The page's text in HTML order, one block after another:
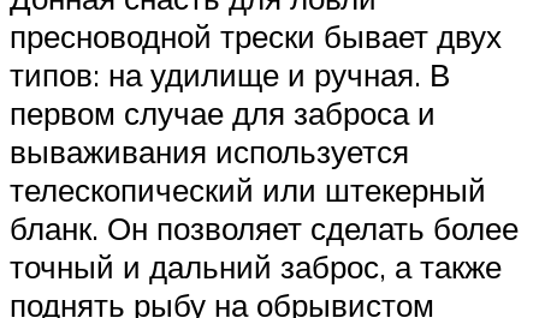
пресноводной трески бывает двух
типов: на удилище и ручная. В
первом случае для заброса и
вываживания используется
телескопический или штекерный
бланк. Он позволяет сделать более
точный и дальний заброс, а также
поднять рыбу на обрывистом